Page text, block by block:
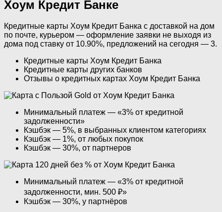
Хоум Кредит Банке
Кредитные карты Хоум Кредит Банка с доставкой на дом
по почте, курьером — оформление заявки не выходя из
дома под ставку от 10.90%, предложений на сегодня — 3.
Кредитные карты Хоум Кредит Банка
Кредитные карты других банков
Отзывы о кредитных картах Хоум Кредит Банка
Минимальный платеж — «3% от кредитной
задолженности»
Кэшбэк — 5%, в выбранных клиентом категориях
Кэшбэк — 1%, от любых покупок
Кэшбэк — 30%, от партнеров
Минимальный платеж — «3% от кредитной
задолженности, мин. 500 ₽»
Кэшбэк — 30%, у партнёров